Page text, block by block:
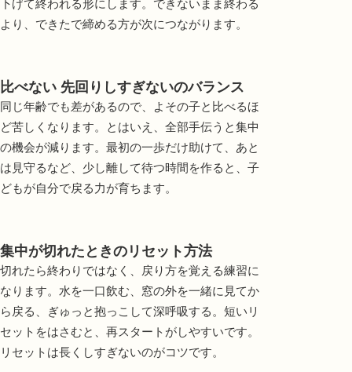
下げて終われる形にします。できないまま終わる
より、できたで締める方が次につながります。
比べない 先回りしすぎないのバランス
同じ年齢でも差があるので、よその子と比べるほ
ど苦しくなります。とはいえ、全部手伝うと集中
の機会が減ります。最初の一歩だけ助けて、あと
は見守るなど、少し離して待つ時間を作ると、子
どもが自分で戻る力が育ちます。
集中が切れたときのリセット方法
切れたら終わりではなく、戻り方を覚える練習に
なります。水を一口飲む、窓の外を一緒に見てか
ら戻る、ぎゅっと抱っこして深呼吸する。短いリ
セットをはさむと、再スタートがしやすいです。
リセットは長くしすぎないのがコツです。